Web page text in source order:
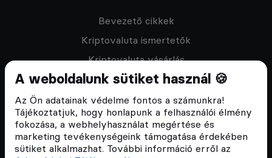
A weboldalunk sütiket használ 🍪
Az Ön adatainak védelme fontos a számunkra!
Tájékoztatjuk, hogy honlapunk a felhasználói élmény
fokozása, a webhelyhasználat megértése és
marketing tevékenységeink támogatása érdekében
sütiket alkalmazhat. További információ erről az
Bevezető cikkek
Kriptovaluta ismertetők
Kriptovaluta vásárlás
Oktató anyagok
Discord közösség
Csomagajánlatok
Kriptovaluta kezdőknek